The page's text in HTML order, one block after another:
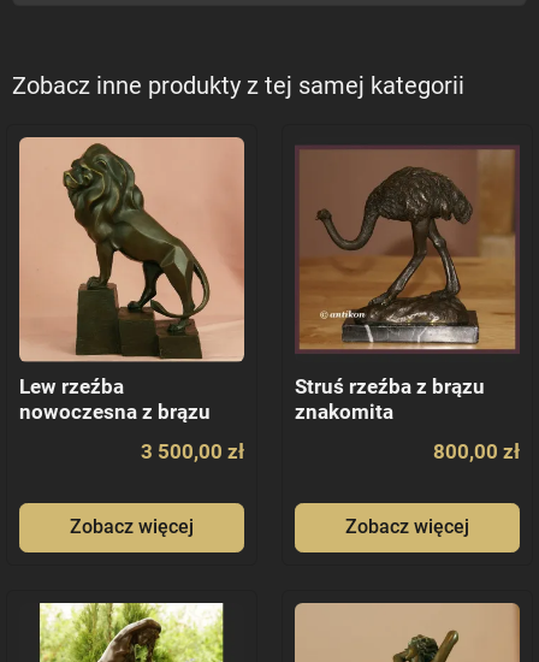
Zobacz inne produkty z tej samej kategorii
Lew rzeźba
nowoczesna z brązu
3 500,00 zł
Zobacz więcej
Struś rzeźba z brązu
znakomita
800,00 zł
Zobacz więcej